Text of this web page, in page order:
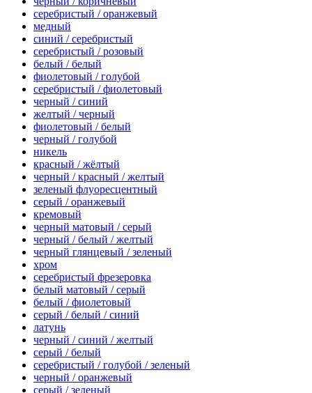
серебристый / оранжевый
медный
синий / серебристый
серебристый / розовый
белый / белый
фиолетовый / голубой
серебристый / фиолетовый
черный / синий
желтый / черный
фиолетовый / белый
черный / голубой
никель
красный / жёлтый
черный / красный / желтый
зеленый флуоресцентный
серый / оранжевый
кремовый
черный матовый / серый
черный / белый / желтый
черный глянцевый / зеленый
хром
серебристый фрезеровка
белый матовый / серый
белый / фиолетовый
серый / белый / синий
латунь
черный / синий / желтый
серый / белый
серебристый / голубой / зеленый
черный / оранжевый
серый / зеленый